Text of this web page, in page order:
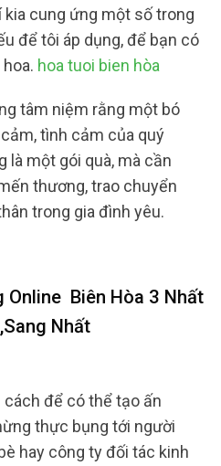
kia cung ứng một số trong
để tôi áp dụng, để bạn có
hoa tuoi bien hòa
tâm niệm rằng một bó
tình cảm của quý
là một gói quà, mà cần
thương, trao chuyển
trong gia đình yêu.
Online Biên Hòa 3 Nhất
Nhất
để có thể tạo ấn
thực bụng tới người
hay công ty đối tác kinh